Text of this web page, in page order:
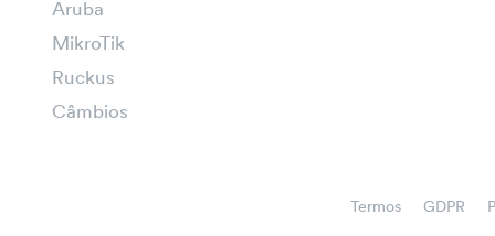
Aruba
MikroTik
Ruckus
Câmbios
Termos GDPR